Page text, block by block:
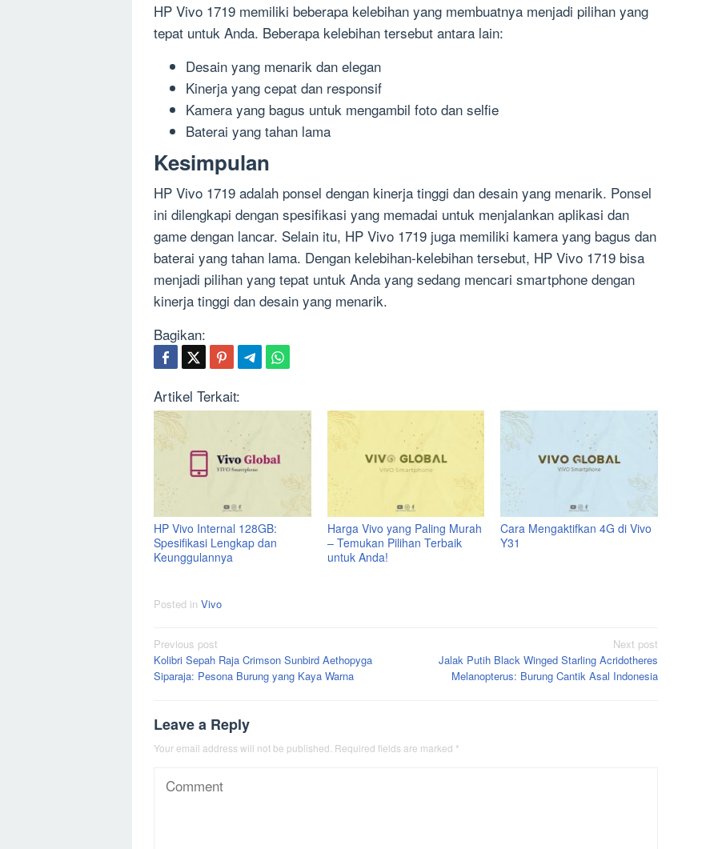
HP Vivo 1719 memiliki beberapa kelebihan yang membuatnya menjadi pilihan yang
tepat untuk Anda. Beberapa kelebihan tersebut antara lain:
Desain yang menarik dan elegan
Kinerja yang cepat dan responsif
Kamera yang bagus untuk mengambil foto dan selfie
Baterai yang tahan lama
Kesimpulan
HP Vivo 1719 adalah ponsel dengan kinerja tinggi dan desain yang menarik. Ponsel
ini dilengkapi dengan spesifikasi yang memadai untuk menjalankan aplikasi dan
game dengan lancar. Selain itu, HP Vivo 1719 juga memiliki kamera yang bagus dan
baterai yang tahan lama. Dengan kelebihan-kelebihan tersebut, HP Vivo 1719 bisa
menjadi pilihan yang tepat untuk Anda yang sedang mencari smartphone dengan
kinerja tinggi dan desain yang menarik.
Bagikan:
Artikel Terkait:
HP Vivo Internal 128GB:
Spesifikasi Lengkap dan
Keunggulannya
Harga Vivo yang Paling Murah
– Temukan Pilihan Terbaik
untuk Anda!
Cara Mengaktifkan 4G di Vivo
Y31
Posted in Vivo
Post
navigation
Previous post
Kolibri Sepah Raja Crimson Sunbird Aethopyga
Siparaja: Pesona Burung yang Kaya Warna
Next post
Jalak Putih Black Winged Starling Acridotheres
Melanopterus: Burung Cantik Asal Indonesia
Leave a Reply
Your email address will not be published. Required fields are marked *